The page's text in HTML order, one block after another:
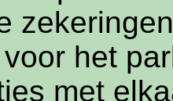
het
met